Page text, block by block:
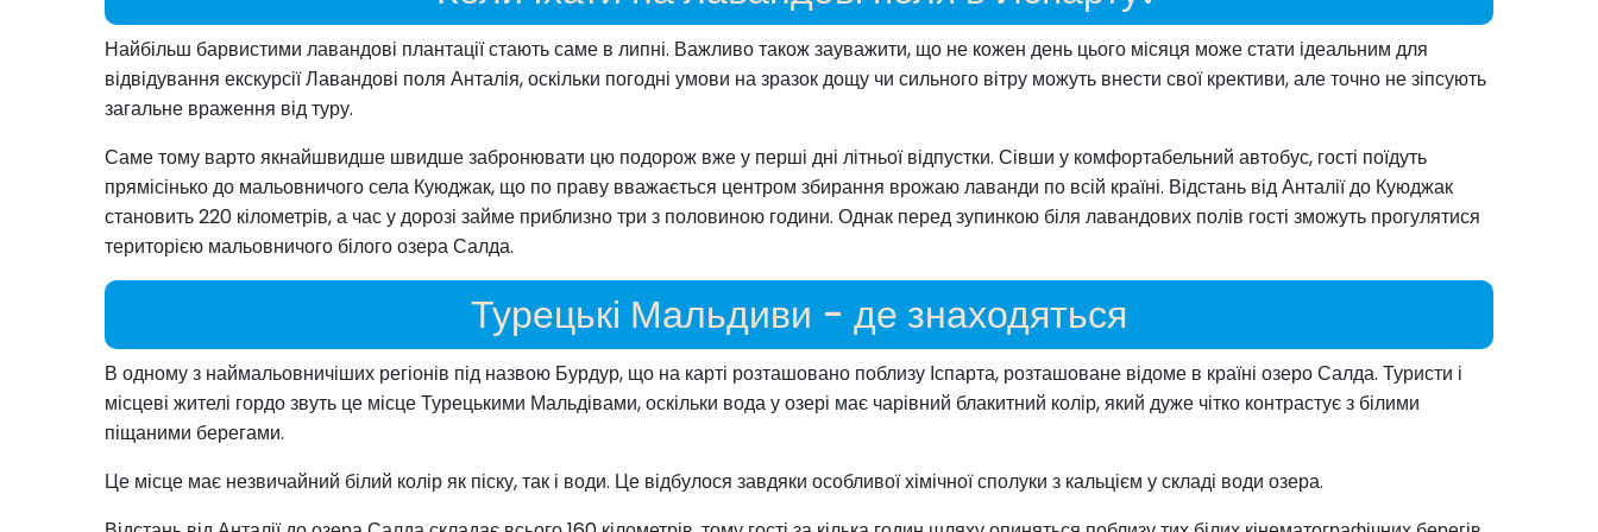
Найбільш барвистими лавандові плантації стають саме в липні. Важливо також зауважити, що не кожен день цього місяця може стати ідеальним для
відвідування екскурсії Лавандові поля Анталія, оскільки погодні умови на зразок дощу чи сильного вітру можуть внести свої крективи, але точно не зіпсують
загальне враження від туру.
Саме тому варто якнайшвидше швидше забронювати цю подорож вже у перші дні літньої відпустки. Сівши у комфортабельний автобус, гості поїдуть
прямісінько до мальовничого села Куюджак, що по праву вважається центром збирання врожаю лаванди по всій країні. Відстань від Анталії до Куюджак
становить 220 кілометрів, а час у дорозі займе приблизно три з половиною години. Однак перед зупинкою біля лавандових полів гості зможуть прогулятися
територією мальовничого білого озера Салда.
Турецькі Мальдиви - де знаходяться
В одному з наймальовничіших регіонів під назвою Бурдур, що на карті розташовано поблизу Іспарта, розташоване відоме в країні озеро Салда. Туристи і
місцеві жителі гордо звуть це місце Турецькими Мальдівами, оскільки вода у озері має чарівний блакитний колір, який дуже чітко контрастує з білими
піщаними берегами.
Це місце має незвичайний білий колір як піску, так і води. Це відбулося завдяки особливої хімічної сполуки з кальцієм у складі води озера.